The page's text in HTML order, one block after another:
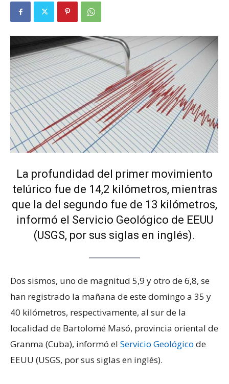
La profundidad del primer movimiento
telúrico fue de 14,2 kilómetros, mientras
que la del segundo fue de 13 kilómetros,
informó el Servicio Geológico de EEUU
(USGS, por sus siglas en inglés).
Dos sismos, uno de magnitud 5,9 y otro de 6,8, se
han registrado la mañana de este domingo a 35 y
40 kilómetros, respectivamente, al sur de la
localidad de Bartolomé Masó, provincia oriental de
Granma (Cuba), informó el Servicio Geológico de
EEUU (USGS, por sus siglas en inglés).